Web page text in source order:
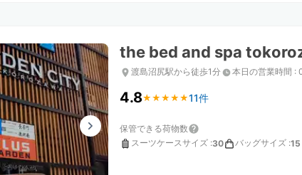
the bed and spa
渡島沼尻駅から徒歩1分 本日の営業時間 :
4.8★ ★ ★ ★ ★
★ ★ ★ ★ ★11件
保管できる荷物数
スーツケースサイズ :30 バッグサイズ :15